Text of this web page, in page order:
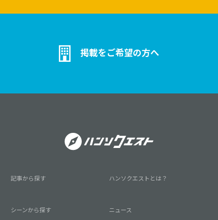
掲載をご希望の方へ
記事から探す
シーンから探す
ハンソクエストとは？
ニュース